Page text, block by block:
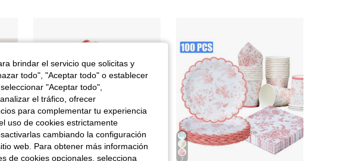
7
brindar el servicio que solicitas y
todo", "Aceptar todo" o establecer
"Aceptar todo",
el tráfico, ofrecer
para complementar tu experiencia
uso de cookies estrictamente
cambiando la configuración
web. Para obtener más información
de cookies opcionales, selecciona